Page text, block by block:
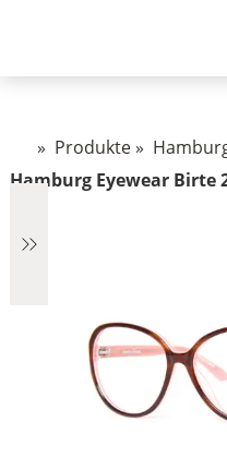
» Produkte»
Hamburg Eyewear Birte